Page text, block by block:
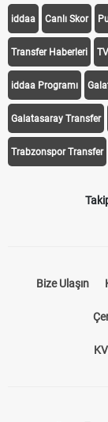
iddaa Canlı Skor
Transfer Haberleri
iddaa Programı
Galatasaray Transfer
Trabzonspor Transfer
Bize Ulaşın